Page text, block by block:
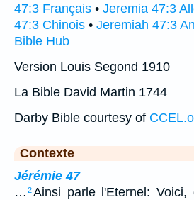
47:3 Français • Jeremia 47:3
47:3 Chinois • Jeremiah 47:3
Bible Hub
Version Louis Segond 1910
La Bible David Martin 1744
Darby Bible courtesy of
Contexte
Jérémie 47
… 2Ainsi parle l'Eternel: Voici,